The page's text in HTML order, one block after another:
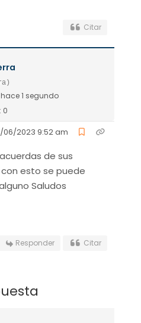
Citar
1 segundo
0
06/2023 9:52 am
de sus
esto se puede
intentar de localizar alguno Saludos
Responder Citar